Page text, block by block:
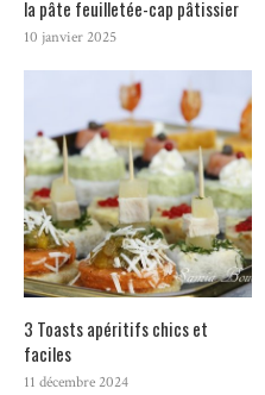
la pâte feuilletée-cap pâtissier
10 janvier 2025
3 Toasts apéritifs chics et
faciles
11 décembre 2024